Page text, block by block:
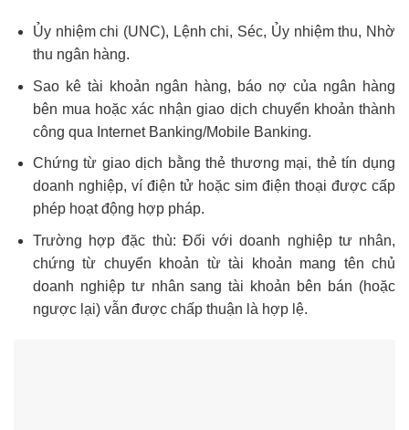
Ủy nhiệm chi (UNC), Lệnh chi, Séc, Ủy nhiệm thu, Nhờ
thu ngân hàng.
Sao kê tài khoản ngân hàng, báo nợ của ngân hàng
bên mua hoặc xác nhận giao dịch chuyển khoản thành
công qua Internet Banking/Mobile Banking.
Chứng từ giao dịch bằng thẻ thương mại, thẻ tín dụng
doanh nghiệp, ví điện tử hoặc sim điện thoại được cấp
phép hoạt động hợp pháp.
Trường hợp đặc thù: Đối với doanh nghiệp tư nhân,
chứng từ chuyển khoản từ tài khoản mang tên chủ
doanh nghiệp tư nhân sang tài khoản bên bán (hoặc
ngược lại) vẫn được chấp thuận là hợp lệ.